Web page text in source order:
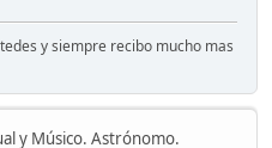
y siempre recibo mucho mas
y Músico. Astrónomo.